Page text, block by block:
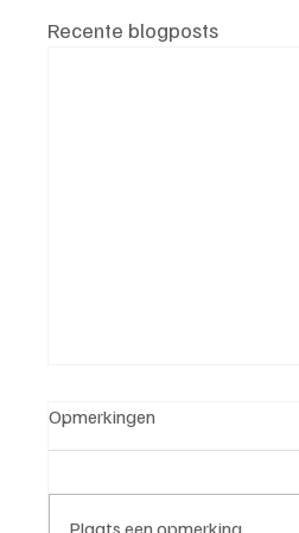
Recente blogposts
Opmerkingen